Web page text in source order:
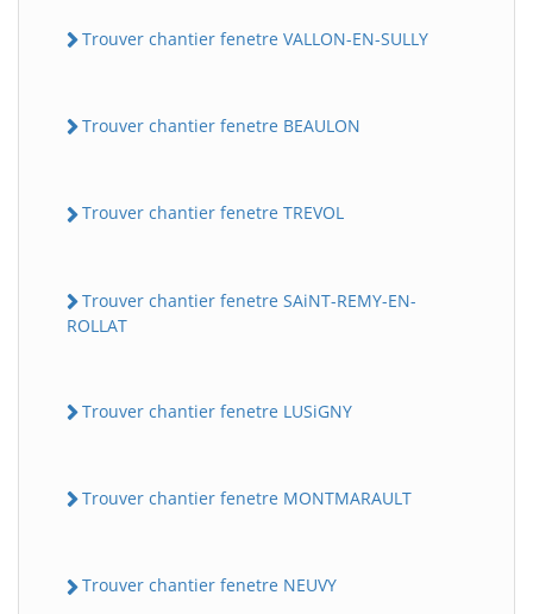
Trouver chantier fenetre VALLON-EN-SULLY
Trouver chantier fenetre BEAULON
Trouver chantier fenetre TREVOL
Trouver chantier fenetre SAiNT-REMY-EN-
ROLLAT
Trouver chantier fenetre LUSiGNY
Trouver chantier fenetre MONTMARAULT
Trouver chantier fenetre NEUVY